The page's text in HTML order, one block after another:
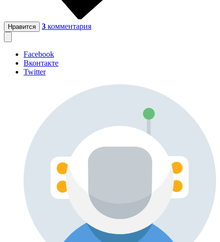
Нравится 3 комментария
Facebook
Вконтакте
Twitter